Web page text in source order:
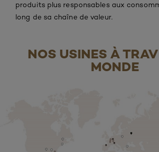
produits plus responsables aux
long de sa chaîne de valeur.
NOS USINES À
MONDE